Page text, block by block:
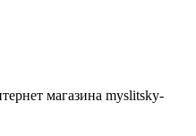
магазина myslitsky-